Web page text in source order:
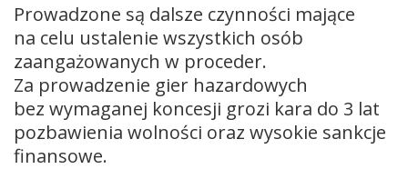
Prowadzone są dalsze czynności mające
na celu ustalenie wszystkich osób
zaangażowanych w proceder.
Za prowadzenie gier hazardowych
bez wymaganej koncesji grozi kara do 3 lat
pozbawienia wolności oraz wysokie sankcje
finansowe.